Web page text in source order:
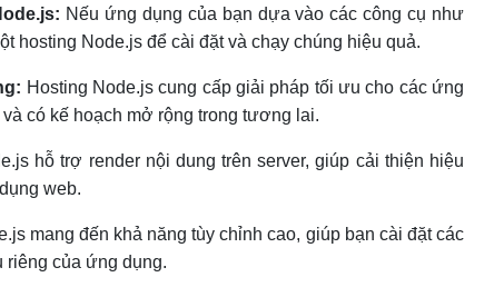
Nếu ứng dụng của bạn dựa vào các công cụ như
hosting Node.js để cài đặt và chạy chúng hiệu quả.
Hosting Node.js cung cấp giải pháp tối ưu cho các ứng
có kế hoạch mở rộng trong tương lai.
hỗ trợ render nội dung trên server, giúp cải thiện hiệu
web.
mang đến khả năng tùy chỉnh cao, giúp bạn cài đặt các
riêng của ứng dụng.